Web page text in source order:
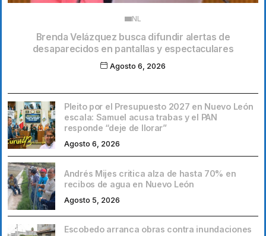
NL
Brenda Velázquez busca difundir alertas de
desaparecidos en pantallas y espectaculares
Agosto 6, 2026
Pleito por el Presupuesto 2027 en Nuevo León
escala: Samuel acusa trabas y el PAN
responde “deje de llorar”
Agosto 6, 2026
Andrés Mijes critica alza de hasta 70% en
recibos de agua en Nuevo León
Agosto 5, 2026
Escobedo arranca obras contra inundaciones